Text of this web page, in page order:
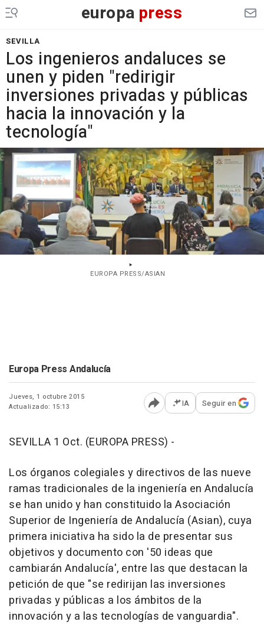
europa press
SEVILLA
Los ingenieros andaluces se
unen y piden "redirigir
inversiones privadas y públicas
hacia la innovación y la
tecnología"
EUROPA PRESS/ASIAN
Europa Press Andalucía
Jueves, 1 octubre 2015
Actualizado: 15:13
Abrir opciones para
IA Seguir en
SEVILLA 1 Oct. (EUROPA PRESS) -
Los órganos colegiales y directivos de las nueve
ramas tradicionales de la ingeniería en Andalucía
se han unido y han constituido la Asociación
Superior de Ingeniería de Andalucía (Asian), cuya
primera iniciativa ha sido la de presentar sus
objetivos y documento con '50 ideas que
cambiarán Andalucía', entre las que destacan la
petición de que "se redirijan las inversiones
privadas y públicas a los ámbitos de la
innovación y a las tecnologías de vanguardia".